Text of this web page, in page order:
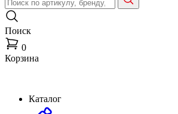
Поиск
0
Корзина
Каталог